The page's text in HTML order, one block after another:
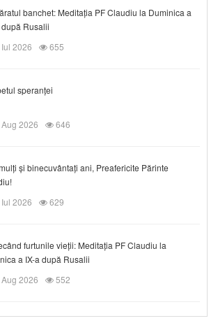
banchet: Meditația PF Claudiu la Duminica a
după Rusalii
2026
655
speranței
2026 646
și binecuvântați ani, Preafericite Părinte
2026
629
furtunile vieții: Meditația PF Claudiu la
a IX-a după Rusalii
2026
552